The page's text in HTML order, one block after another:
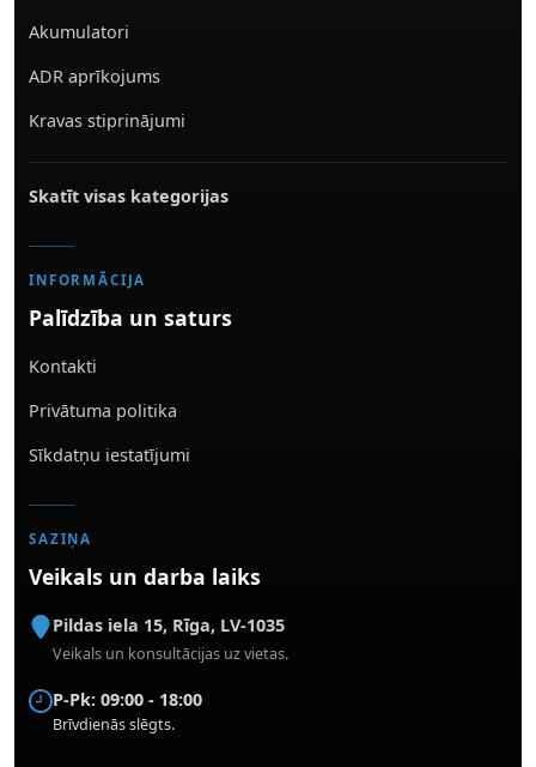
Akumulatori
ADR aprīkojums
Kravas stiprinājumi
Skatīt visas kategorijas
INFORMĀCIJA
Palīdzība un saturs
Kontakti
Privātuma politika
Sīkdatņu iestatījumi
SAZIŅA
Veikals un darba laiks
Pildas iela 15, Rīga, LV-1035
Veikals un konsultācijas uz vietas.
P-Pk: 09:00 - 18:00
Brīvdienās slēgts.